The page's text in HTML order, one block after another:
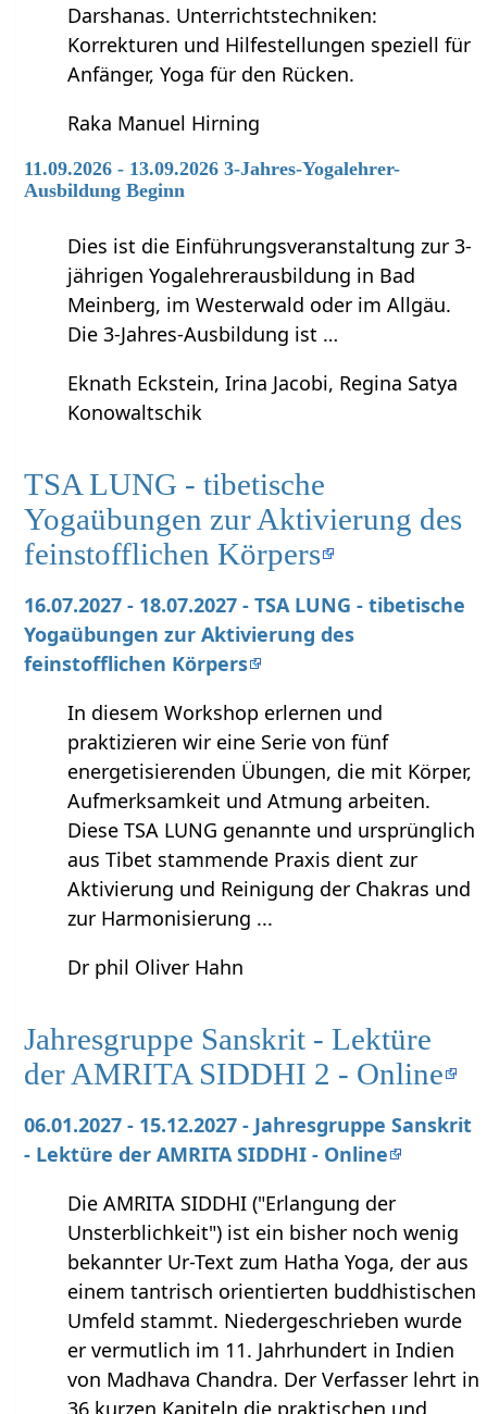
Darshanas. Unterrichtstechniken:
Korrekturen und Hilfestellungen speziell für
Anfänger, Yoga für den Rücken.
Raka Manuel Hirning
11.09.2026 - 13.09.2026 3-Jahres-Yogalehrer-
Ausbildung Beginn
Dies ist die Einführungsveranstaltung zur 3-
jährigen Yogalehrerausbildung in Bad
Meinberg, im Westerwald oder im Allgäu.
Die 3-Jahres-Ausbildung ist …
Eknath Eckstein, Irina Jacobi, Regina Satya
Konowaltschik
TSA LUNG - tibetische
Yogaübungen zur Aktivierung des
feinstofflichen Körpers
16.07.2027 - 18.07.2027 - TSA LUNG - tibetische
Yogaübungen zur Aktivierung des
feinstofflichen Körpers
In diesem Workshop erlernen und
praktizieren wir eine Serie von fünf
energetisierenden Übungen, die mit Körper,
Aufmerksamkeit und Atmung arbeiten.
Diese TSA LUNG genannte und ursprünglich
aus Tibet stammende Praxis dient zur
Aktivierung und Reinigung der Chakras und
zur Harmonisierung ...
Dr phil Oliver Hahn
Jahresgruppe Sanskrit - Lektüre
der AMRITA SIDDHI 2 - Online
06.01.2027 - 15.12.2027 - Jahresgruppe Sanskrit
- Lektüre der AMRITA SIDDHI - Online
Die AMRITA SIDDHI ("Erlangung der
Unsterblichkeit") ist ein bisher noch wenig
bekannter Ur-Text zum Hatha Yoga, der aus
einem tantrisch orientierten buddhistischen
Umfeld stammt. Niedergeschrieben wurde
er vermutlich im 11. Jahrhundert in Indien
von Madhava Chandra. Der Verfasser lehrt in